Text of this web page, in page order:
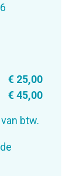
€ 25,00
€ 45,00
btw.